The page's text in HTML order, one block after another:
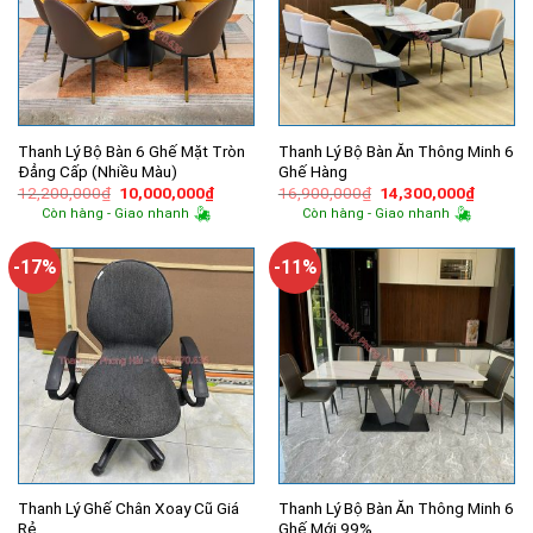
Thanh Lý Bộ Bàn 6 Ghế Mặt Tròn
Đẳng Cấp (Nhiều Màu)
12,200,000₫ Giá
gốc
là:
10,000,000₫Giá
hiện
10,000,000₫.
Còn hàng - Giao nhanh
Thanh Lý Bộ Bàn Ăn Thông Minh 6
Ghế Hàng
16,900,000₫ Giá
gốc
là:
14,300,000₫Giá
hiện
Còn hàng - Giao nhanh
-17%
Thanh Lý Ghế Chân Xoay Cũ Giá
Rẻ
-11%
Thanh Lý Bộ Bàn Ăn Thông Minh 6
Ghế Mới 99%